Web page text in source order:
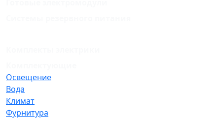
Освещение
Вода
Климат
Фурнитура